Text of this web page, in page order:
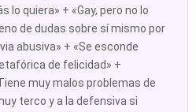
lo quiera» + «Gay, pero no lo
de dudas sobre sí mismo por
abusiva» + «Se esconde
de felicidad» +
muy malos problemas de
terco y a la defensiva si